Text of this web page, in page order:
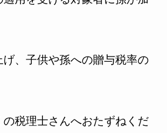
、子供や孫への贈与税率の
税理士さんへおたずねくだ